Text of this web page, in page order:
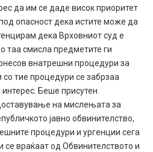
да им се даде висок приоритет
опасност дека истите може да
дека Врховниот суд е
таа смисла предметите ги
внатрешни процедури за
тие процедури се забрзаа
интерес. Беше присутен
на мислењата за
јавно обвинителство,
процедури и ургенции сега
се враќаат од Обвинителството и